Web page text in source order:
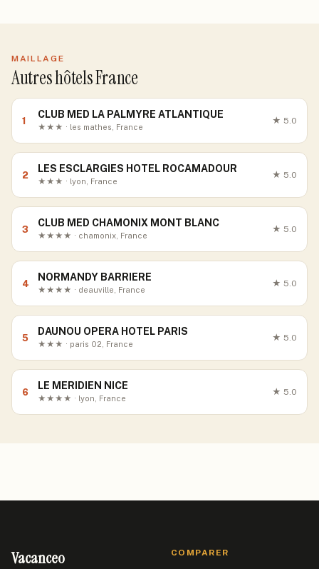
MAILLAGE
Autres hôtels France
1
CLUB MED LA PALMYRE ATLANTIQUE
★★★ · les mathes, France
★ 5.0
2
LES ESCLARGIES HOTEL ROCAMADOUR
★★★ · lyon, France
★ 5.0
3
CLUB MED CHAMONIX MONT BLANC
★★★★ · chamonix, France
★ 5.0
4
NORMANDY BARRIERE
★★★★ · deauville, France
★ 5.0
5
DAUNOU OPERA HOTEL PARIS
★★★ · paris 02, France
★ 5.0
6
LE MERIDIEN NICE
★★★★ · lyon, France
★ 5.0
Vacanceo COMPARER